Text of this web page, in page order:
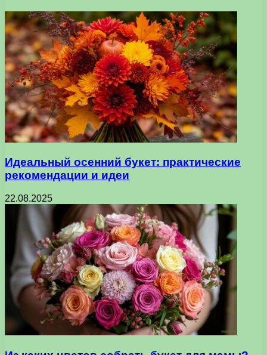
Идеальный осенний букет: практические
рекомендации и идеи
22.08.2025